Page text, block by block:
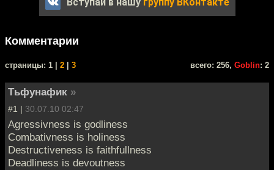
Комментарии
cтраницы: 1 | 2 3 всего: 256, Goblin: 2
Тьфунафик »
#1 | 30.07.10 02:47
Agressivness is godliness
Combativness is holiness
Destructiveness is faithfullness
Deadliness is devoutness